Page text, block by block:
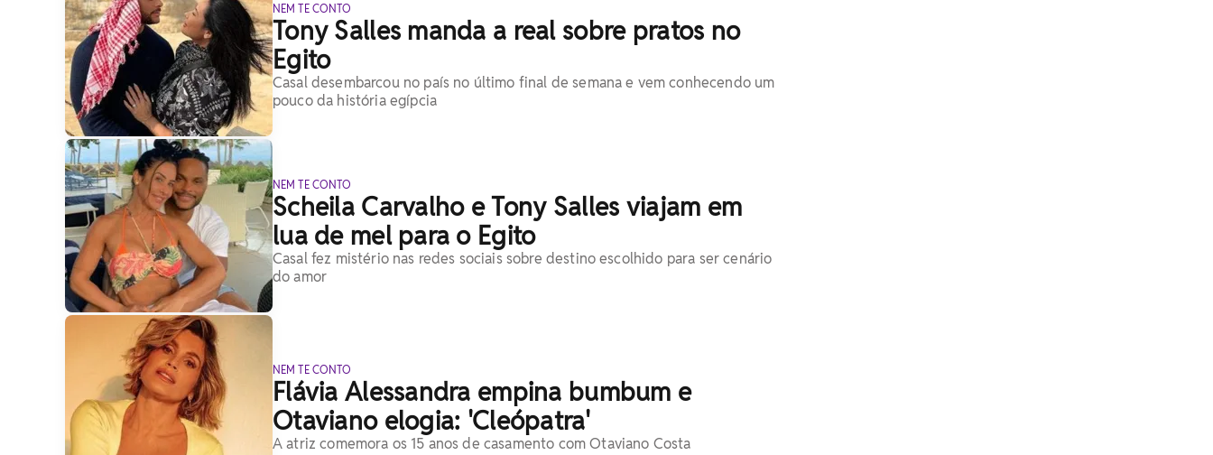
NEM TE CONTO
Tony Salles manda a real sobre pratos no
Egito
Casal desembarcou no país no último final de semana e vem conhecendo um
pouco da história egípcia
NEM TE CONTO
Scheila Carvalho e Tony Salles viajam em
lua de mel para o Egito
Casal fez mistério nas redes sociais sobre destino escolhido para ser cenário
do amor
NEM TE CONTO
Flávia Alessandra empina bumbum e
Otaviano elogia: 'Cleópatra'
A atriz comemora os 15 anos de casamento com Otaviano Costa